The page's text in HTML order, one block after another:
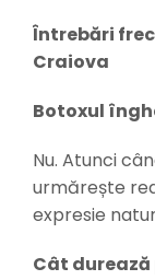
Întrebări
Craiova
Botoxul
Nu. Atunci
urmărește
expresie
Cât